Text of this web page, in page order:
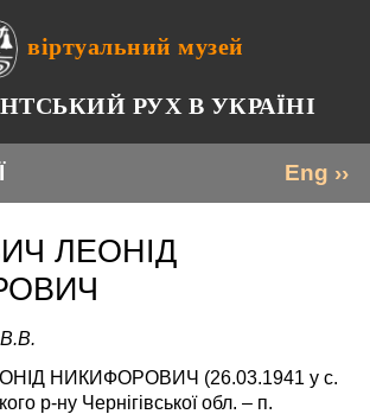
віртуальний музей
РУХ В УКРАЇНІ
Eng ››
ЛЕОНІД
НИКИФОРОВИЧ (26.03.1941 у с.
р-ну Чернігівської обл. – п.